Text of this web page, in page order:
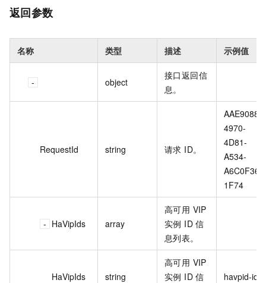
返回参数
名称 类型 描述 示例值
object
接口返回信
息。
RequestId string 请求 ID。
AAE90880-
4970-
4D81-
A534-
A6C0F363
1F74
HaVipIds array
高可用 VIP
实例 ID 信
息列表。
HaVipIds string
高可用 VIP
实例 ID 信
havpid-id